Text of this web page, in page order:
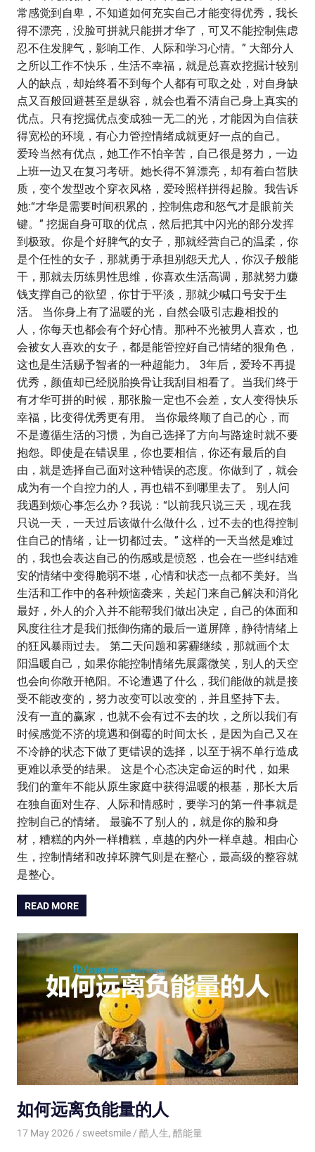
常感觉到自卑，不知道如何充实自己才能变得优秀，我长
得不漂亮，没脸可拼就只能拼才华了，可又不能控制焦虑
忍不住发脾气，影响工作、人际和学习心情。” 大部分人
之所以工作不快乐，生活不幸福，就是总喜欢挖掘计较别
人的缺点，却始终看不到每个人都有可取之处，对自身缺
点又百般回避甚至是纵容，就会也看不清自己身上真实的
优点。只有挖掘优点变成独一无二的光，才能因为自信获
得宽松的环境，有心力管控情绪成就更好一点的自己。
爱玲当然有优点，她工作不怕辛苦，自己很是努力，一边
上班一边又在复习考研。她长得不算漂亮，却有着白皙肤
质，变个发型改个穿衣风格，爱玲照样拼得起脸。我告诉
她:“才华是需要时间积累的，控制焦虑和怒气才是眼前关
键。” 挖掘自身可取的优点，然后把其中闪光的部分发挥
到极致。你是个好脾气的女子，那就经营自己的温柔，你
是个任性的女子，那就勇于承担别怨天尤人，你汉子般能
干，那就去历练男性思维，你喜欢生活高调，那就努力赚
钱支撑自己的欲望，你甘于平淡，那就少喊口号安于生
活。 当你身上有了温暖的光，自然会吸引志趣相投的
人，你每天也都会有个好心情。那种不光被男人喜欢，也
会被女人喜欢的女子，都是能管控好自己情绪的狠角色，
这也是生活赐予智者的一种超能力。 3年后，爱玲不再提
优秀，颜值却已经脱胎换骨让我刮目相看了。当我们终于
有才华可拼的时候，那张脸一定也不会差，女人变得快乐
幸福，比变得优秀更有用。 当你最终顺了自己的心，而
不是遵循生活的习惯，为自己选择了方向与路途时就不要
抱怨。即使是在错误里，你也要相信，你还有最后的自
由，就是选择自己面对这种错误的态度。你做到了，就会
成为有一个自控力的人，再也错不到哪里去了。 别人问
我遇到烦心事怎么办？我说：“以前我只说三天，现在我
只说一天，一天过后该做什么做什么，过不去的也得控制
住自己的情绪，让一切都过去。” 这样的一天当然是难过
的，我也会表达自己的伤感或是愤怒，也会在一些纠结难
安的情绪中变得脆弱不堪，心情和状态一点都不美好。当
生活和工作中的各种烦恼袭来，关起门来自己解决和消化
最好，外人的介入并不能帮我们做出决定，自己的体面和
风度往往才是我们抵御伤痛的最后一道屏障，静待情绪上
的狂风暴雨过去。 第二天问题和雾霾继续，那就画个太
阳温暖自己，如果你能控制情绪先展露微笑，别人的天空
也会向你敞开艳阳。不论遭遇了什么，我们能做的就是接
受不能改变的，努力改变可以改变的，并且坚持下去。
没有一直的赢家，也就不会有过不去的坎，之所以我们有
时候感觉不济的境遇和倒霉的时间太长，是因为自己又在
不冷静的状态下做了更错误的选择，以至于祸不单行造成
更难以承受的结果。 这是个心态决定命运的时代，如果
我们的童年不能从原生家庭中获得温暖的根基，那长大后
在独自面对生存、人际和情感时，要学习的第一件事就是
控制自己的情绪。 最骗不了别人的，就是你的脸和身
材，糟糕的内外一样糟糕，卓越的内外一样卓越。相由心
生，控制情绪和改掉坏脾气则是在整心，最高级的整容就
是整心。
READ MORE
如何远离负能量的人
17 May 2026 sweetsmile 酷人生, 酷能量